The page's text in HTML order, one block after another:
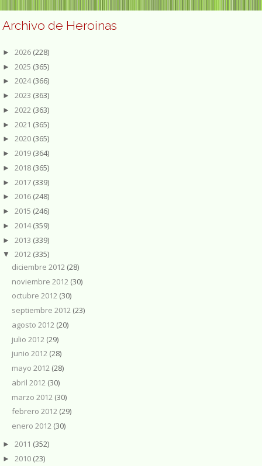
Archivo de Heroinas
► 2026 (228)
► 2025 (365)
► 2024(366)
► 2023 (363)
► 2022 (363)
► 2021 (365)
► 2020 (365)
► 2019 (364)
► 2018 (365)
► 2017 (339)
► 2016 (248)
► 2015 (246)
► 2014(359)
► 2013 (339)
▼ 2012 (335)
diciembre 2012 (28)
noviembre 2012 (30)
octubre 2012 (30)
septiembre 2012 (23)
agosto 2012 (20)
julio 2012 (29)
junio 2012 (28)
mayo 2012 (28)
abril 2012 (30)
marzo 2012 (30)
febrero 2012 (29)
enero 2012 (30)
► 2011 (352)
► 2010 (23)